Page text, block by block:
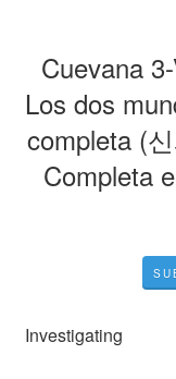
Cuevana
Los dos
completa (
Completa
Investigating